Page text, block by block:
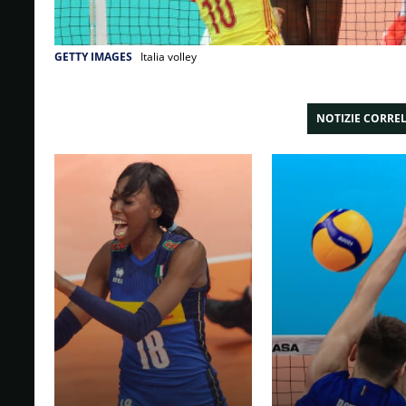
GETTY IMAGES Italia volley
NOTIZIE